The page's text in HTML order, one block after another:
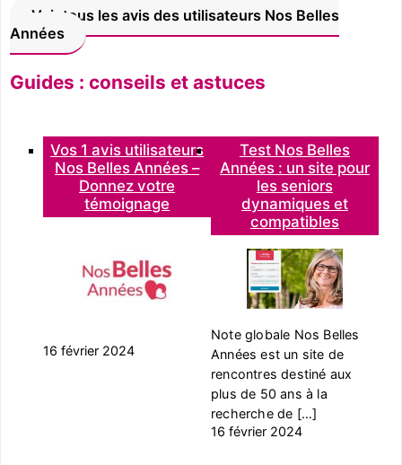
Voir tous les avis des utilisateurs Nos Belles
Années
Guides : conseils et astuces
Vos 1 avis utilisateurs
Nos Belles Années –
Donnez votre
témoignage
16 février 2024
Test Nos Belles
Années : un site pour
les seniors
dynamiques et
compatibles
Note globale Nos Belles
Années est un site de
rencontres destiné aux
plus de 50 ans à la
recherche de […]
16 février 2024